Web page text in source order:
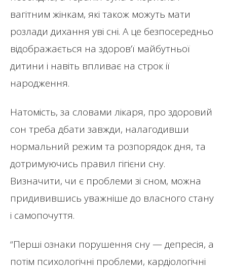
вагітним жінкам, які також можуть мати
розлади дихання уві сні. А це безпосередньо
відображається на здоров’ї майбутньої
дитини і навіть впливає на строк ії
народження.
Натомість, за словами лікаря, про здоровий
сон треба дбати завжди, налагодивши
нормальний режим та розпорядок дня, та
дотримуючись правил гігієни сну.
Визначити, чи є проблеми зі сном, можна
придивившись уважніше до власного стану
і самопочуття.
“Перші ознаки порушення сну — депресія, а
потім психологічні проблеми, кардіологічні